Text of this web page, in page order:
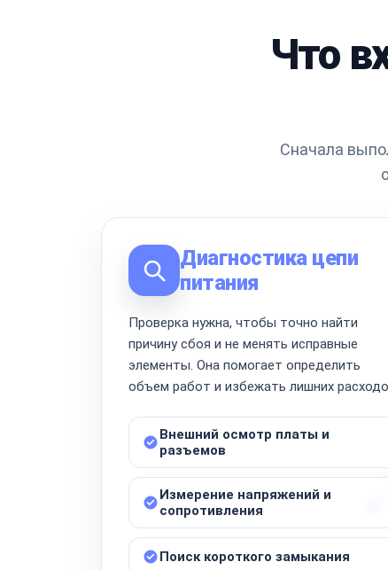
Что
Сначала
Диагностика цепи
питания
Проверка нужна, чтобы точно найти
причину сбоя и не менять исправные
элементы. Она помогает определить
объем работ и избежать лишних
Внешний осмотр платы и
разъемов
Измерение напряжений и
сопротивления
Поиск короткого замыкания